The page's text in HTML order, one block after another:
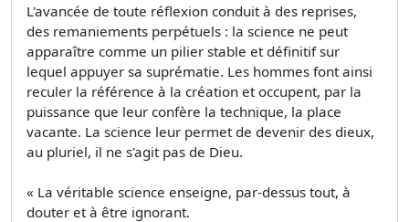
L'avancée de toute réflexion conduit à des reprises,
des remaniements perpétuels : la science ne peut
apparaître comme un pilier stable et définitif sur
lequel appuyer sa suprématie. Les hommes font ainsi
reculer la référence à la création et occupent, par la
puissance que leur confère la technique, la place
vacante. La science leur permet de devenir des dieux,
au pluriel, il ne s'agit pas de Dieu.
« La véritable science enseigne, par-dessus tout, à
douter et à être ignorant.